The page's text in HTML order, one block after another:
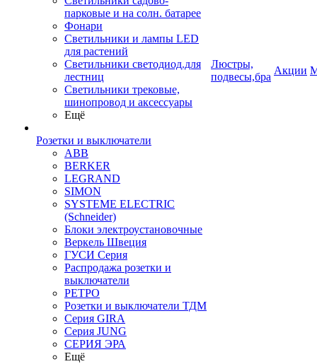
парковые и на солн. батарее
Фонари
Светильники и лампы LED
для растений
Светильники светодиод.для
лестниц
Светильники трековые,
шинопровод и аксессуары
Ещё
Розетки и выключатели
ABB
BERKER
LEGRAND
SIMON
SYSTEME ELECTRIC
(Schneider)
Блоки электроустановочные
Веркель Швеция
ГУСИ Серия
Распродажа розетки и
выключатели
РЕТРО
Розетки и выключатели ТДМ
Серия GIRA
Серия JUNG
СЕРИЯ ЭРА
Ещё
Люстры,
подвесы,бра
Акции